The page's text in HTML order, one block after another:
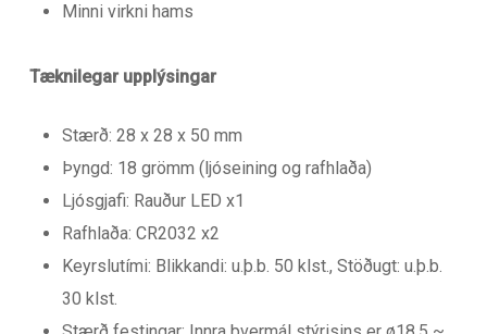
Minni virkni hams
Tæknilegar upplýsingar
Stærð: 28 x 28 x 50 mm
Þyngd: 18 grömm (ljóseining og rafhlaða)
Ljósgjafi: Rauður LED x1
Rafhlaða: CR2032 x2
Keyrslutími: Blikkandi: u.þ.b. 50 klst., Stöðugt: u.þ.b.
30 klst.